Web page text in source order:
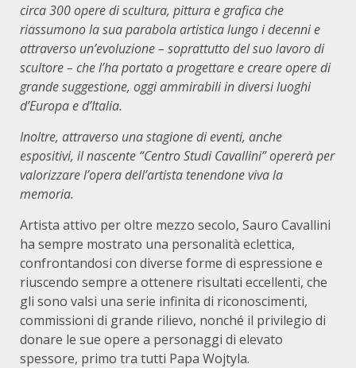
circa 300 opere di scultura, pittura e grafica che
riassumono la sua parabola artistica lungo i decenni e
attraverso un’evoluzione – soprattutto del suo lavoro di
scultore – che l’ha portato a progettare e creare opere di
grande suggestione, oggi ammirabili in diversi luoghi
d’Europa e d’Italia.
Inoltre, attraverso una stagione di eventi, anche
espositivi, il nascente “Centro Studi Cavallini” opererà per
valorizzare l’opera dell’artista tenendone viva la
memoria.
Artista attivo per oltre mezzo secolo, Sauro Cavallini
ha sempre mostrato una personalità eclettica,
confrontandosi con diverse forme di espressione e
riuscendo sempre a ottenere risultati eccellenti, che
gli sono valsi una serie infinita di riconoscimenti,
commissioni di grande rilievo, nonché il privilegio di
donare le sue opere a personaggi di elevato
spessore, primo tra tutti Papa Wojtyla.